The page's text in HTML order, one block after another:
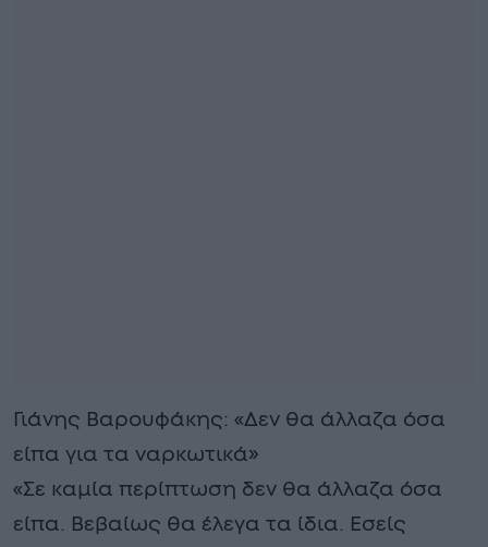
Γιάνης Βαρουφάκης: «Δεν θα άλλαζα όσα
είπα για τα ναρκωτικά»
«Σε καμία περίπτωση δεν θα άλλαζα όσα
είπα. Βεβαίως θα έλεγα τα ίδια. Εσείς